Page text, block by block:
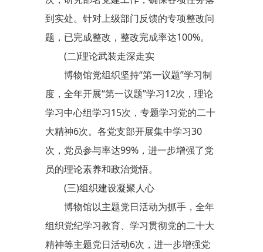
到实处。针对上级部门反馈的专项整改问
题，已完成整改，整改完成率达100%。
(二)理论武装走深走实
博物馆党组织坚持“第一议题”学习制
度，全年开展“第一议题”学习12次，理论
学习中心组学习15次，专题学习党的二十
大精神6次。各党支部开展集中学习30
次，党员参与率达99%，进一步增强了党
员的理论素养和政治觉悟。
(三)组织建设凝聚人心
博物馆以主题党日活动为抓手，全年
组织党纪学习教育、学习贯彻党的二十大
精神等主题党日活动6次，进一步增强党